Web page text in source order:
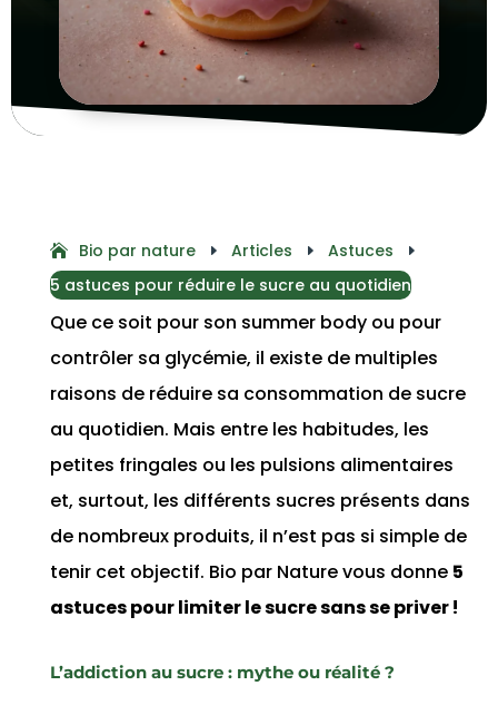
Bio par nature E Articles E Astuces E
5 astuces pour réduire le sucre au quotidien
Que ce soit pour son summer body ou pour
contrôler sa glycémie, il existe de multiples
raisons de réduire sa consommation de sucre
au quotidien. Mais entre les habitudes, les
petites fringales ou les pulsions alimentaires
et, surtout, les différents sucres présents dans
de nombreux produits, il n’est pas si simple de
tenir cet objectif. Bio par Nature vous donne 5
astuces pour limiter le sucre sans se priver !
L’addiction au sucre : mythe ou réalité ?